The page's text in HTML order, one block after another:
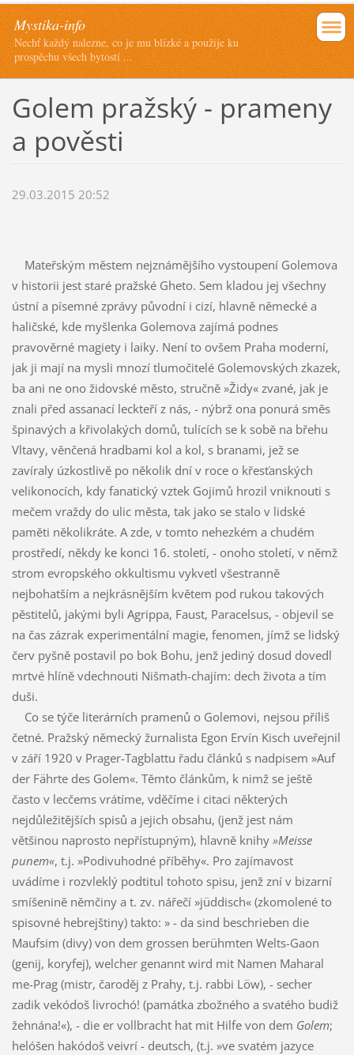
Mystika-info
Nechť každý nalezne, co je mu blízké a použije ku
prospěchu všech bytostí ...
Golem pražský - prameny
a pověsti
29.03.2015 20:52
Mateřským městem nejznámějšího vystoupení Golemova
v historii jest staré pražské Gheto. Sem kladou jej všechny
ústní a písemné zprávy původní i cizí, hlavně německé a
haličské, kde myšlenka Golemova zajímá podnes
pravověrné magiety i laiky. Není to ovšem Praha moderní,
jak ji mají na mysli mnozí tlumočitelé Golemovských zkazek,
ba ani ne ono židovské město, stručně »Židy« zvané, jak je
znali před assanací leckteří z nás, - nýbrž ona ponurá směs
špinavých a křivolakých domů, tulících se k sobě na břehu
Vltavy, věnčená hradbami kol a kol, s branami, jež se
zavíraly úzkostlivě po několik dní v roce o křesťanských
velikonocích, kdy fanatický vztek Gojimů hrozil vniknouti s
mečem vraždy do ulic města, tak jako se stalo v lidské
paměti několikráte. A zde, v tomto nehezkém a chudém
prostředí, někdy ke konci 16. století, - onoho století, v němž
strom evropského okkultismu vykvetl všestranně
nejbohatším a nejkrásnějším květem pod rukou takových
pěstitelů, jakými byli Agrippa, Faust, Paracelsus, - objevil se
na čas zázrak experimentální magie, fenomen, jímž se lidský
červ pyšně postavil po bok Bohu, jenž jediný dosud dovedl
mrtvé hlíně vdechnouti Nišmath-chajím: dech života a tím
duši.
Co se týče literárních pramenů o Golemovi, nejsou příliš
četné. Pražský německý žurnalista Egon Ervín Kisch uveřejnil
v září 1920 v Prager-Tagblattu řadu článků s nadpisem »Auf
der Fährte des Golem«. Těmto článkům, k nimž se ještě
často v lecčems vrátíme, vděčíme i citaci některých
nejdůležitějších spisů a jejich obsahu, (jenž jest nám
většinou naprosto nepřístupným), hlavně knihy »Meisse
punem«, t.j. »Podivuhodné příběhy«. Pro zajímavost
uvádíme i rozvleklý podtitul tohoto spisu, jenž zní v bizarní
smíšenině němčiny a t. zv. nářečí »jüddisch« (zkomolené to
spisovné hebrejštiny) takto: » - da sind beschrieben die
Maufsim (divy) von dem grossen berühmten Welts-Gaon
(genij, koryfej), welcher genannt wird mit Namen Maharal
me-Prag (mistr, čaroděj z Prahy, t.j. rabbi Löw), - secher
zadik vekódoš livrochó! (památka zbožného a svatého budiž
žehnána!«), - die er vollbracht hat mit Hilfe von dem Golem;
helóšen hakódoš veivrí - deutsch, (t.j. »ve svatém jazyce